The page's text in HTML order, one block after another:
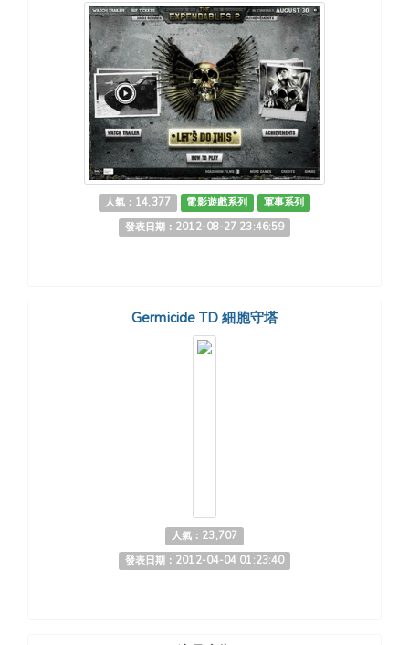
人氣：14,377 電影遊戲系列
軍事系列
發表日期：2012-08-27 23:46:59
Germicide TD 細胞守塔
人氣：23,707
發表日期：2012-04-04 01:23:40